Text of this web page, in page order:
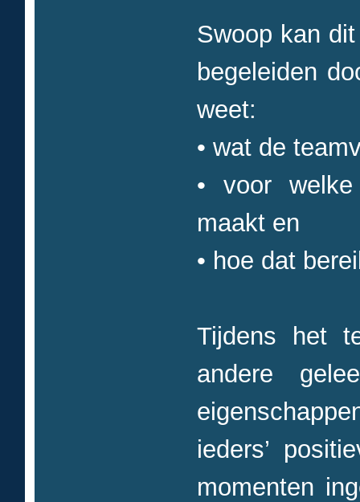
Swoop kan
begeleiden
weet:
• wat de
• voor
maakt en
• hoe dat
Tijdens het
andere
ieders’
momenten